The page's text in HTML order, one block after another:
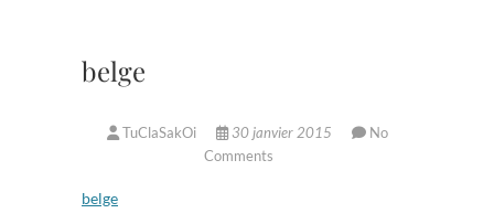
belge
TuClaSakOi 30 janvier 2015
No
Comments
belge